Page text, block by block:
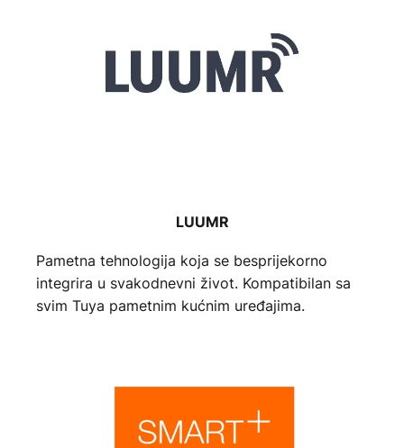
LUUMR
Pametna tehnologija koja se besprijekorno
integrira u svakodnevni život. Kompatibilan sa
svim Tuya pametnim kućnim uređajima.